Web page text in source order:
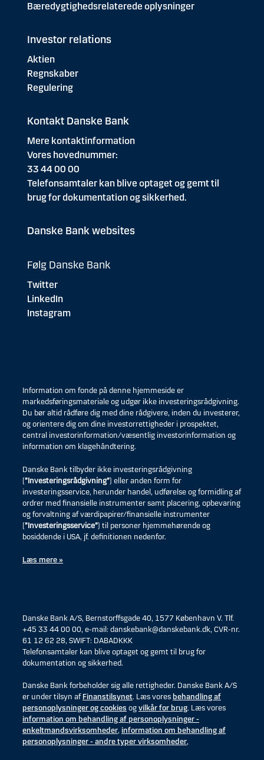
Bæredygtighedsrelaterede oplysninger
Investor relations
Aktien
Regnskaber
Regulering
Kontakt Danske Bank
Mere kontaktinformation
Vores hovednummer:
33 44 00 00
Telefonsamtaler kan blive optaget og gemt til
brug for dokumentation og sikkerhed.
Danske Bank websites
Følg Danske Bank
Twitter
LinkedIn
Instagram
Information om fonde på denne hjemmeside er
markedsføringsmateriale og udgør ikke investeringsrådgivning.
Du bør altid rådføre dig med dine rådgivere, inden du investerer,
og orientere dig om dine investorrettigheder i prospektet,
central investorinformation/væsentlig investorinformation og
information om klagehåndtering.
Danske Bank tilbyder ikke investeringsrådgivning
(”Investeringsrådgivning”) eller anden form for
investeringsservice, herunder handel, udførelse og formidling af
ordrer med finansielle instrumenter samt placering, opbevaring
og forvaltning af værdipapirer/finansielle instrumenter
(”Investeringsservice”) til personer hjemmehørende og
bosiddende i USA, jf. definitionen nedenfor.
Læs mere »
Danske Bank A/S, Bernstorffsgade 40, 1577 København V. Tlf.
+45 33 44 00 00, e-mail: danskebank@danskebank.dk, CVR-nr.
61 12 62 28, SWIFT: DABADKKK
Telefonsamtaler kan blive optaget og gemt til brug for
dokumentation og sikkerhed.
Danske Bank forbeholder sig alle rettigheder. Danske Bank A/S
er under tilsyn afFinanstilsynet. Læs vores behandling af
personoplysninger og cookies ogvilkår for brug. Læs vores
information om behandling af personoplysninger -
enkeltmandsvirksomheder, information om behandling af
personoplysninger - andre typer virksomheder,